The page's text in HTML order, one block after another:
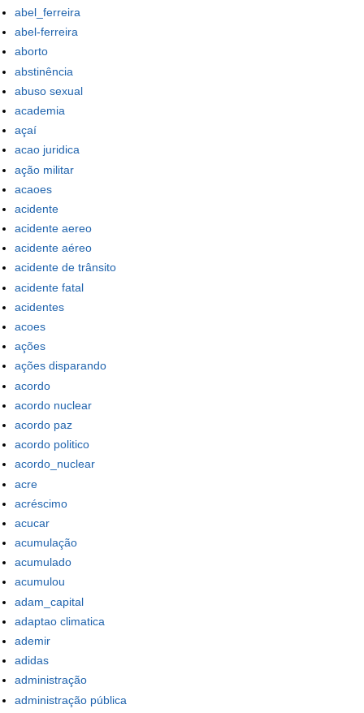
abel_ferreira
abel-ferreira
aborto
abstinência
abuso sexual
academia
açaí
acao juridica
ação militar
acaoes
acidente
acidente aereo
acidente aéreo
acidente de trânsito
acidente fatal
acidentes
acoes
ações
ações disparando
acordo
acordo nuclear
acordo paz
acordo politico
acordo_nuclear
acre
acréscimo
acucar
acumulação
acumulado
acumulou
adam_capital
adaptao climatica
ademir
adidas
administração
administração pública